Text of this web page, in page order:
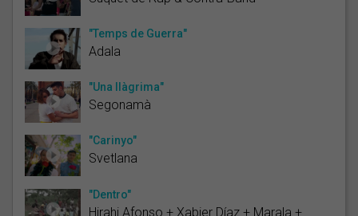
"Temps de Guerra"
Adala
"Una llàgrima"
Segonamà
"Carinyo"
Svetlana
"Dentro"
Hirahi Afonso + Xabier Díaz + Marala +